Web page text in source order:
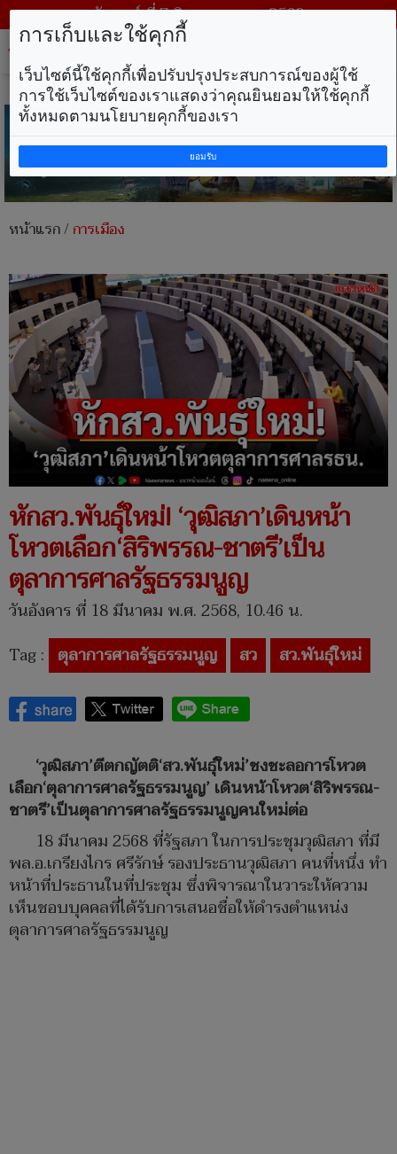
วันศุกร์ ที่ 7 สิงหาคม พ.ศ. 2569
หน้าแรก/การเมือง
หักสว.พันธุ์ใหม่! ‘วุฒิสภา’เดินหน้า
โหวตเลือก‘สิริพรรณ-ชาตรี’เป็น
ตุลาการศาลรัฐธรรมนูญ
วันอังคาร ที่ 18 มีนาคม พ.ศ. 2568, 10.46 น.
Tag : ตุลาการศาลรัฐธรรมนูญ สว สว.พันธุ์ใหม่
‘วุฒิสภา’ตีตกญัตติ‘สว.พันธุ์ใหม่’ชงชะลอการโหวต
เลือก‘ตุลาการศาลรัฐธรรมนูญ’ เดินหน้าโหวต‘สิริพรรณ-
ชาตรี’เป็นตุลาการศาลรัฐธรรมนูญคนใหม่ต่อ
18 มีนาคม 2568 ที่รัฐสภา ในการประชุมวุฒิสภา ที่มี
พล.อ.เกรียงไกร ศรีรักษ์ รองประธานวุฒิสภา คนที่หนึ่ง ทำ
หน้าที่ประธานในที่ประชุม ซึ่งพิจารณาในวาระให้ความ
เห็นชอบบุคคลที่ได้รับการเสนอชื่อให้ดำรงตำแหน่ง
ตุลาการศาลรัฐธรรมนูญ
การเก็บและใช้คุกกี้
เว็บไซต์นี้ใช้คุกกี้เพื่อปรับปรุงประสบการณ์ของผู้ใช้
การใช้เว็บไซต์ของเราแสดงว่าคุณยินยอมให้ใช้คุกกี้
ทั้งหมดตามนโยบายคุกกี้ของเรา
ยอมรับ